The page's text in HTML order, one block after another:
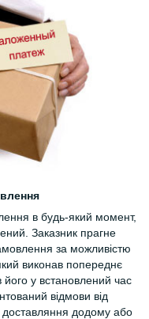
в будь-який момент,
Заказник прагне
за можливістю
виконав попереднє
у встановлений час
відмови від
додому або